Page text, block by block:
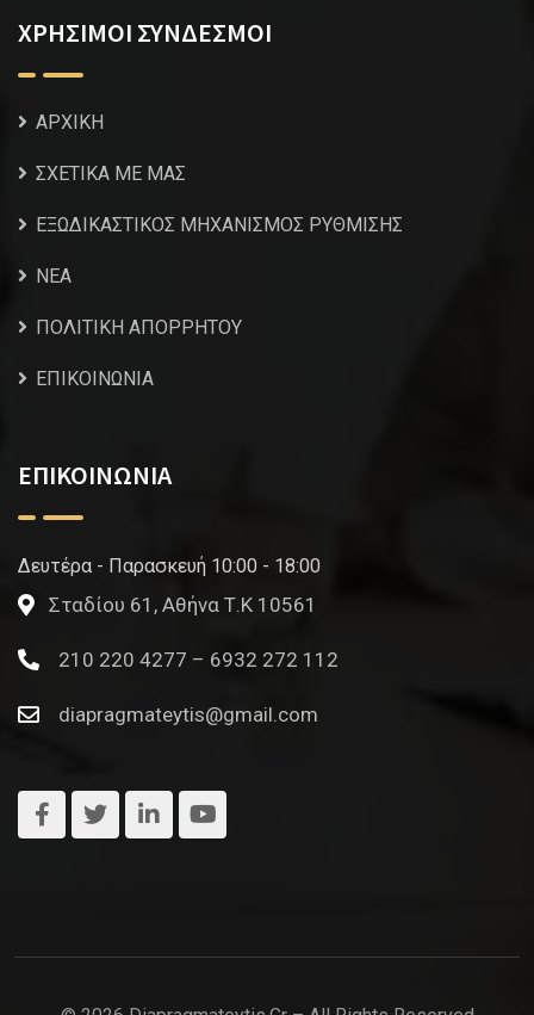
ΧΡΗΣΙΜΟΙ ΣΥΝΔΕΣΜΟΙ
ΑΡΧΙΚΗ
ΣΧΕΤΙΚΑ ΜΕ ΜΑΣ
ΕΞΩΔΙΚΑΣΤΙΚΟΣ ΜΗΧΑΝΙΣΜΟΣ ΡΥΘΜΙΣΗΣ
NEA
ΠΟΛΙΤΙΚΗ ΑΠΟΡΡΗΤΟΥ
ΕΠΙΚΟΙΝΩΝΙΑ
ΕΠΙΚΟΙΝΩΝΙΑ
Δευτέρα - Παρασκευή 10:00 - 18:00
Σταδίου 61, Αθήνα Τ.Κ 10561
210 220 4277 – 6932 272 112
diapragmateytis@gmail.com